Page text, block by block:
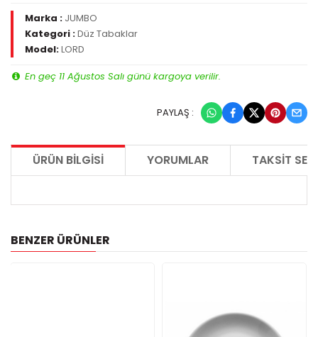
Marka : JUMBO
Kategori :Düz Tabaklar
Model:LORD
En geç 11 Ağustos Salı günü kargoya verilir.
PAYLAŞ :
ÜRÜN BILGISI YORUMLAR TAKSIT
BENZER ÜRÜNLER